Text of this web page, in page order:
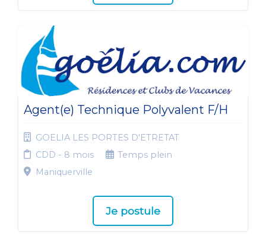
Agent(e) Technique Polyvalent F/H
GOELIA LES PORTES D'ETRETAT
CDD - 8 mois
Temps plein
Maniquerville
Je postule